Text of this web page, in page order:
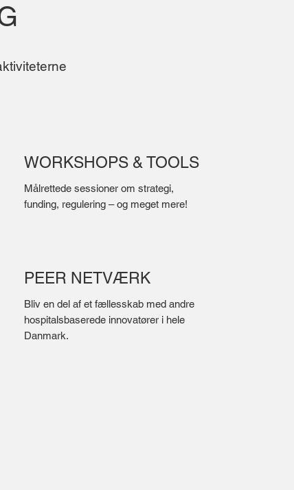
PEER NETVÆRK
Bliv en del af et fællesskab med andre
hospitalsbaserede innovatører i hele
Danmark.
WORKSHOPS & TOOLS
Målrettede sessioner om strategi,
funding, regulering – og meget mere!